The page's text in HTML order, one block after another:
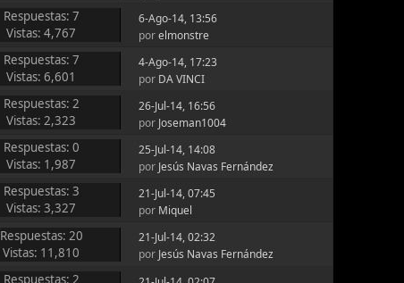
Respuestas: 7
Vistas: 4,767
6-Ago-14, 13:56
porelmonstre
Respuestas: 7
Vistas: 6,601
4-Ago-14, 17:23
por DA VINCI
Respuestas: 2
Vistas: 2,323
26-Jul-14, 16:56
por Joseman1004
Respuestas: 0
Vistas: 1,987
25-Jul-14, 14:08
por Jesús Navas Fernández
Respuestas: 3
Vistas: 3,327
21-Jul-14, 07:45
por Miquel
Respuestas: 20
Vistas: 11,810
21-Jul-14, 02:32
por Jesús Navas Fernández
Respuestas: 2